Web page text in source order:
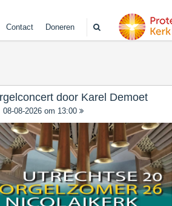
Contact Doneren
door Karel Demoet
08-08-2026 om 13:00